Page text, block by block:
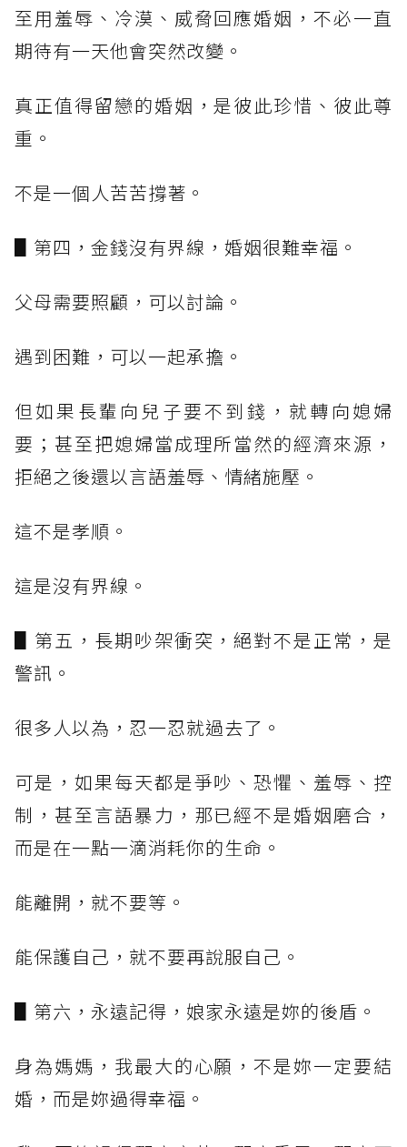
至用羞辱、冷漠、威脅回應婚姻，不必一直
期待有一天他會突然改變。
真正值得留戀的婚姻，是彼此珍惜、彼此尊
重。
不是一個人苦苦撐著。
▋第四，金錢沒有界線，婚姻很難幸福。
父母需要照顧，可以討論。
遇到困難，可以一起承擔。
但如果長輩向兒子要不到錢，就轉向媳婦
要；甚至把媳婦當成理所當然的經濟來源，
拒絕之後還以言語羞辱、情緒施壓。
這不是孝順。
這是沒有界線。
▋第五，長期吵架衝突，絕對不是正常，是
警訊。
很多人以為，忍一忍就過去了。
可是，如果每天都是爭吵、恐懼、羞辱、控
制，甚至言語暴力，那已經不是婚姻磨合，
而是在一點一滴消耗你的生命。
能離開，就不要等。
能保護自己，就不要再說服自己。
▋第六，永遠記得，娘家永遠是妳的後盾。
身為媽媽，我最大的心願，不是妳一定要結
婚，而是妳過得幸福。